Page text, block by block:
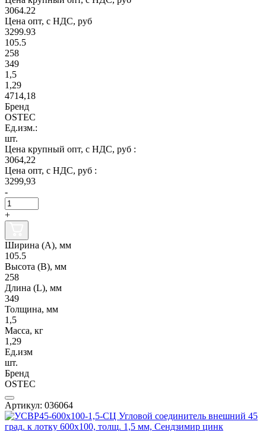
3064.22
Цена опт, с НДС, руб
3299.93
105.5
258
349
1,5
1,29
4714,18
Бренд
OSTEC
Ед.изм.:
шт.
Цена крупный опт, с НДС, руб :
3064,22
Цена опт, с НДС, руб :
3299,93
-
+
Ширина (А), мм
105.5
Высота (В), мм
258
Длина (L), мм
349
Толщина, мм
1,5
Масса, кг
1,29
Ед.изм
шт.
Бренд
OSTEC
Артикул: 036064